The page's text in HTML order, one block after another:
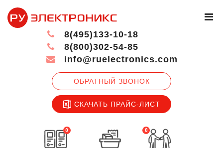
ОБРАТНЫЙ ЗВОНОК
СКАЧАТЬ ПРАЙС-ЛИСТ
8(495)133-10-18
8(800)302-54-85
info@ruelectronics.com
0 0